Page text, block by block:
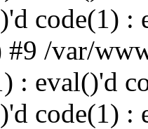
code(1) :
#9 /var/
: eval()'d
code(1) :